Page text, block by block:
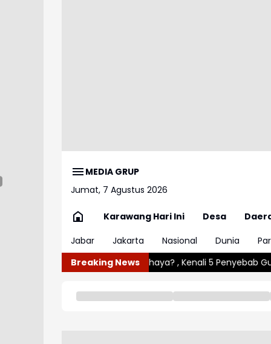
MEDIA GRUP
Jumat, 7 Agustus 2026
Karawang Hari Ini Desa
Jabar
Jakarta Nasional Dunia
Breaking News
Bahaya? , Kenali 5 Penyebab Gumoh pada Bayi Angin